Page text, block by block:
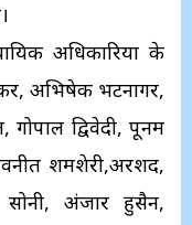
अधिकारियों के
अभिषेक भटनागर,
द्विवेदी, पूनम
शमशेरी,अरशद,
अंजार हुसैन,